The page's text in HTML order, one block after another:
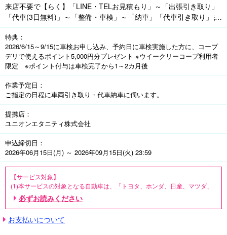
来店不要で【らく】「LINE・TELお見積もり」～「出張引き取り」
「代車(3日無料)」～「整備・車検」～「納車」「代車引き取り」ま
で自宅･職場で完結します !
定額料金で【トク】「予防整備+定額整備」主要な部品交換込みの定
額料金【部品交換コミコミパック】消耗品・定期交換部品 (追加整
備43項目) の追加費用なし !
整備保証で【安心】「国土交通省指定・認定工場」でディーラーと
変わらない整備と「安心保証」付き !
■対象車両■トヨタ・ホンダ・日産・マツダ・スバル・スズキ・ダイ
ハツ・三菱の一般乗用車
※レンタカーおよび特殊自動車や海外メーカの車は対象外となりま
す。
※初度登録年から12年以上経過した車両、走行距離20万km以上の車
両は定額料金の対象外となりますが、車検は工場見積もりにて対応
いたします。
■全国対応■ご実家の車の車検などもご相談ください。島しょ部の方
はコールセンターにお問い合わせください。
【らくトク車検コールセンター】0120-769-443 (8:00～22:00)
※お電話の際は、車検証と組合員コードをご用意のうえ「コープデリ
特典
2026/6/15～9/15に車検お申し込み、予約日に車検実施した方に、コープ
デリで使えるポイント5,000円分プレゼント ※ウイークリーコープ利用者
限定 ※ポイント付与は車検完了から1～2カ月後
作業予定日
ご指定の日程に車両引き取り・代車納車に伺います。
提携店
ユニオンエタニティ株式会社
申込締切日
2026年06月15日(月) ～ 2026年09月15日(火) 23:59
【サービス対象】
(1)本サービスの対象となる自動車は、「トヨタ、ホンダ、日産、マツダ、
スバル、スズキ、ダイハツ、三菱」が製造した一般乗用車に限ります。
(2)前項にかかわらず、次の自動車は、本サービスの対象となる自動車から
・乗車定員11人以上の自動車  ・車両総重量8トン以上の自動車  ・レンタカ
必ずお読みください
お支払いについて